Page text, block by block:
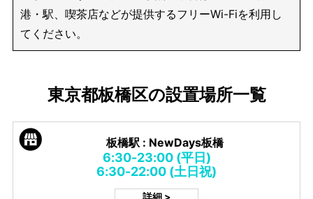
港・駅、喫茶店などが提供するフリーWi-Fiを利用し
てください。
東京都板橋区の設置場所一覧
板橋駅 : NewDays板橋
6:30-23:00 (平日)
6:30-22:00 (土日祝)
詳細 >